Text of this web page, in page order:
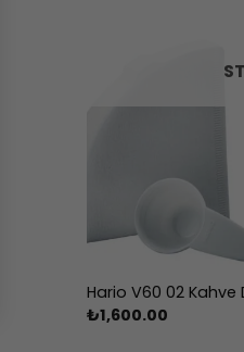
Hario V60 02 Kahve
₺1,600.00